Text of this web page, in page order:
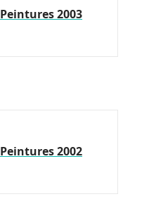
Peintures 2003
Peintures 2002